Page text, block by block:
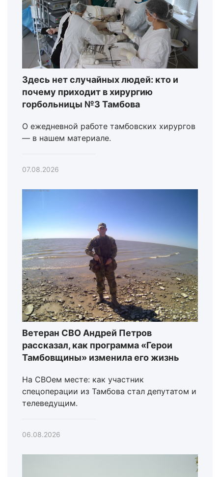
Здесь нет случайных людей: кто и
почему приходит в хирургию
горбольницы №3 Тамбова
О ежедневной работе тамбовских хирургов
— в нашем материале.
07.08.2026
Ветеран СВО Андрей Петров
рассказал, как программа «Герои
Тамбовщины» изменила его жизнь
На СВОем месте: как участник
спецоперации из Тамбова стал депутатом и
телеведущим.
06.08.2026